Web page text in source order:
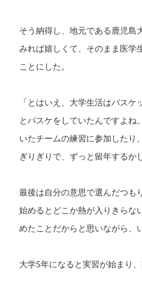
そう納得し、地元である鹿児島
みれば嬉しくて、そのまま医学
ことにした。
「とはいえ、大学生活はバス
とバスケをしていたんですよね
いたチームの練習に参加したり
ぎりぎりで、ずっと留年するか
最後は自分の意思で選んだつも
始めるとどこか熱が入りきらな
めたことだからと思いながら、
大学5年になると実習が始まり